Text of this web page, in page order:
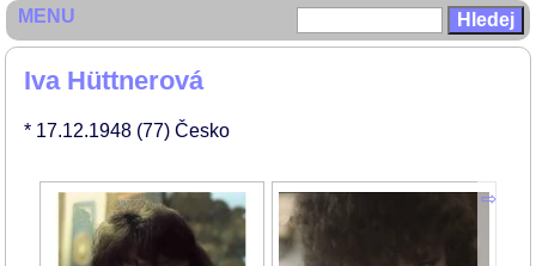
Iva Hüttnerová
* 17.12.1948 (77) Česko
MENU